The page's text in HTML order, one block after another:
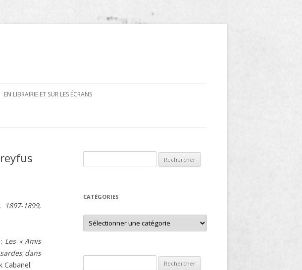
EN LIBRAIRIE ET SUR LES ÉCRANS
2014
2019
1899,
Les « Amis
dans
Cabanel.
CATÉGORIES
Catégories